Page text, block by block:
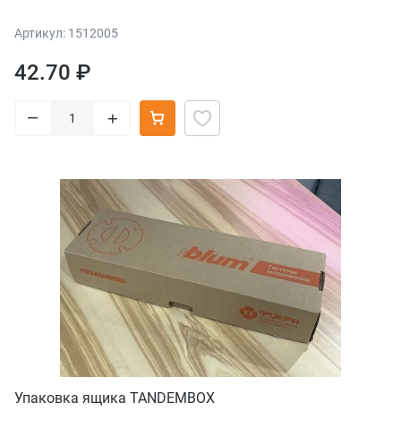
Артикул: 1512005
42.70 ₽
– +
Упаковка ящика TANDEMBOX